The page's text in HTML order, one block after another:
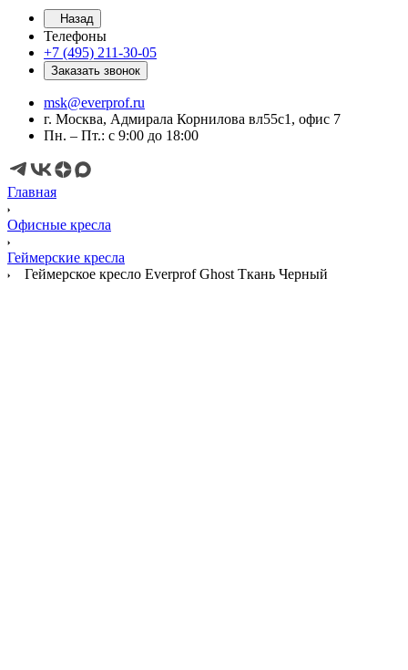
Назад
Телефоны
+7 (495) 211-30-05
Заказать звонок
msk@everprof.ru
г. Москва, Адмирала Корнилова вл55с1, офис 7
Пн. – Пт.: с 9:00 до 18:00
Главная
Офисные кресла
Геймерские кресла
Геймерское кресло Everprof Ghost Ткань Черный